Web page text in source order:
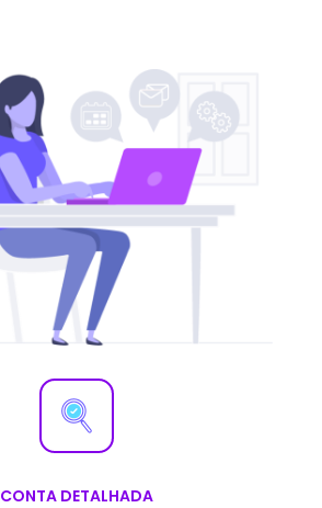
CONTA DETALHADA